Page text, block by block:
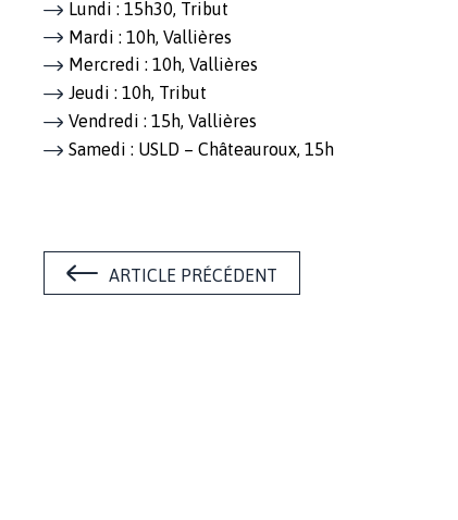
Lundi : 15h30, Tribut
Mardi : 10h, Vallières
Mercredi : 10h, Vallières
Jeudi : 10h, Tribut
Vendredi : 15h, Vallières
Samedi : USLD – Châteauroux, 15h
ARTICLE PRÉCÉDENT